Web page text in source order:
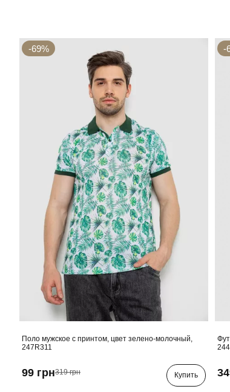
-69%
Поло мужское с принтом, цвет зелено-молочный,
247R311
99 грн319 грн Купить
-